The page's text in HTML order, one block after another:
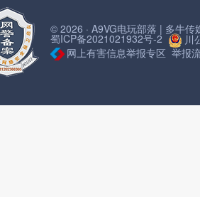
© 2026 · A9VG电玩部落 | 多牛传
蜀ICP备2021021932号-2
川
网上有害信息举报专区 举报